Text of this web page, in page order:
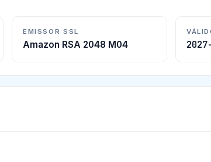
EMISSOR SSL
Amazon RSA 2048 M04